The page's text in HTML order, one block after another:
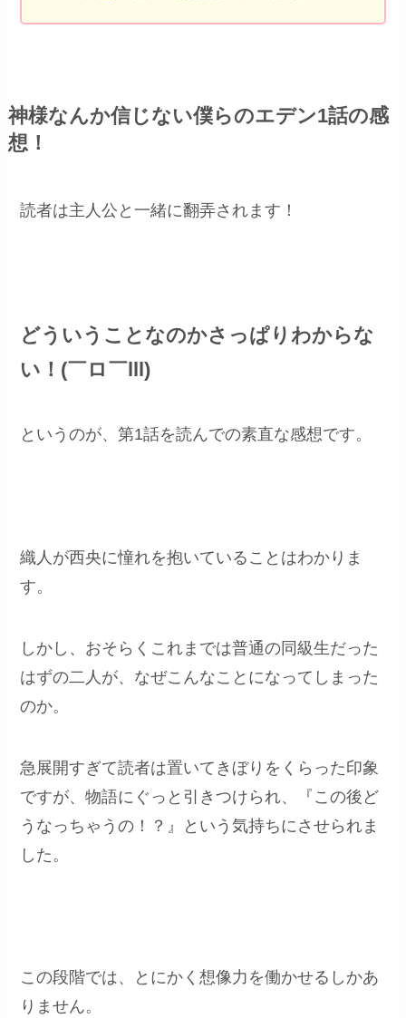
神様なんか信じない僕らのエデン1話の感
想！
読者は主人公と一緒に翻弄されます！
どういうことなのかさっぱりわからな
い！(￣ロ￣lll)
というのが、第1話を読んでの素直な感想です。
織人が西央に憧れを抱いていることはわかりま
す。
しかし、おそらくこれまでは普通の同級生だった
はずの二人が、なぜこんなことになってしまった
のか。
急展開すぎて読者は置いてきぼりをくらった印象
ですが、物語にぐっと引きつけられ、『この後ど
うなっちゃうの！？』という気持ちにさせられま
した。
この段階では、とにかく想像力を働かせるしかあ
りません。